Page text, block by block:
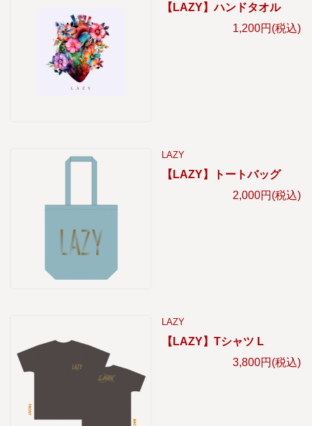
【LAZY】ハンドタオル
1,200円(税込)
LAZY
【LAZY】トートバッグ
2,000円(税込)
LAZY
【LAZY】Tシャツ L
3,800円(税込)